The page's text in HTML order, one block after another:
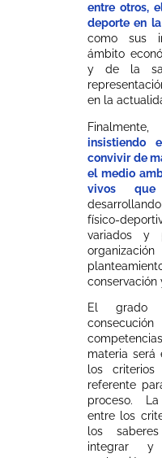
entre otros,
deporte en
como sus
ámbito
y de la
en la
insistiendo
convivir de
el medio
vivos
físico-
variados y
conservación
El grado
materia será
los
referente
proceso.
entre los
los
integrar y